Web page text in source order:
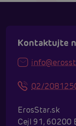
Kontaktujte
02/
ErosStar.sk
Cejl 91, 60200